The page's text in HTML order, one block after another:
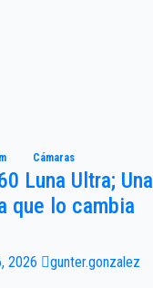
Cámaras
Luna Ultra; Una
que lo cambia
2026 gunter.gonzalez